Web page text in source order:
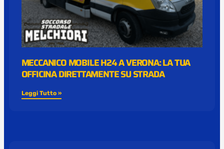
MECCANICO MOBILE H24 A VERONA: LA TUA
OFFICINA DIRETTAMENTE SU STRADA
Leggi Tutto »